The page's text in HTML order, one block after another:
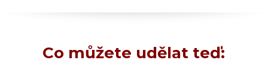
Co můžete udělat teď: